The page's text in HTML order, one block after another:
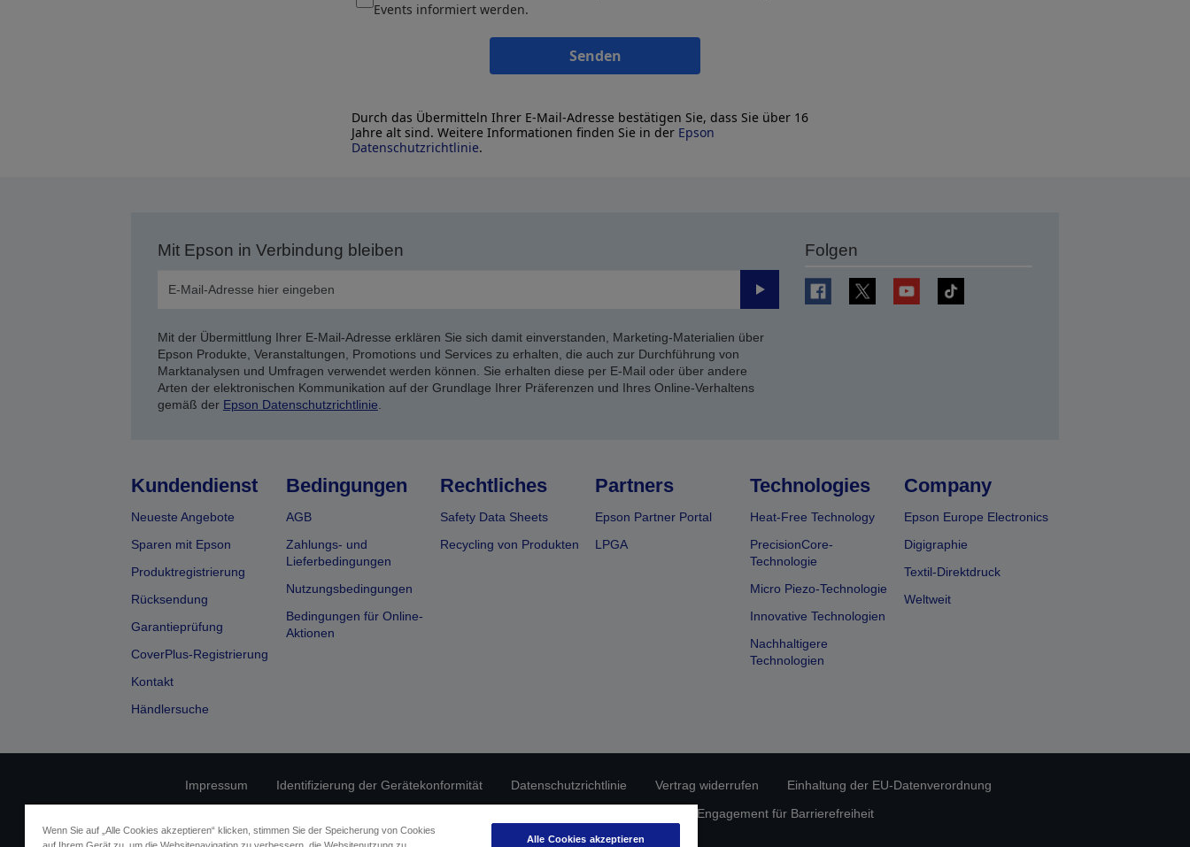
Events informiert werden.
Senden
Durch das Übermitteln Ihrer E-Mail-Adresse bestätigen Sie, dass Sie über 16
Jahre alt sind. Weitere Informationen finden Sie in der Epson
Datenschutzrichtlinie.
Mit Epson in Verbindung bleiben
Senden
Mit der Übermittlung Ihrer E-Mail-Adresse erklären Sie sich damit einverstanden, Marketing-Materialien über
Epson Produkte, Veranstaltungen, Promotions und Services zu erhalten, die auch zur Durchführung von
Marktanalysen und Umfragen verwendet werden können. Sie erhalten diese per E-Mail oder über andere
Arten der elektronischen Kommunikation auf der Grundlage Ihrer Präferenzen und Ihres Online-Verhaltens
gemäß der Epson Datenschutzrichtlinie
Folgen
Kundendienst
Neueste Angebote
Sparen mit Epson
Produktregistrierung
Rücksendung
Garantieprüfung
CoverPlus-Registrierung
Kontakt
Händlersuche
Bedingungen
AGB
Zahlungs- und
Lieferbedingungen
Nutzungsbedingungen
Bedingungen für Online-
Aktionen
Rechtliches
Safety Data Sheets
Recycling von Produkten
Partners
Epson Partner Portal
LPGA
Technologies
Heat-Free Technology
PrecisionCore-
Technologie
Micro Piezo-Technologie
Innovative Technologien
Nachhaltigere
Technologien
Company
Epson Europe Electronics
Digigraphie
Textil-Direktdruck
Weltweit
Impressum Identifizierung der Gerätekonformität Datenschutzrichtlinie Vertrag widerrufen
Einhaltung der EU-Datenverordnung
Epson Engagement für Barrierefreiheit
Wenn Sie auf „Alle Cookies akzeptieren“ klicken, stimmen Sie der Speicherung von Cookies
Alle Cookies akzeptieren